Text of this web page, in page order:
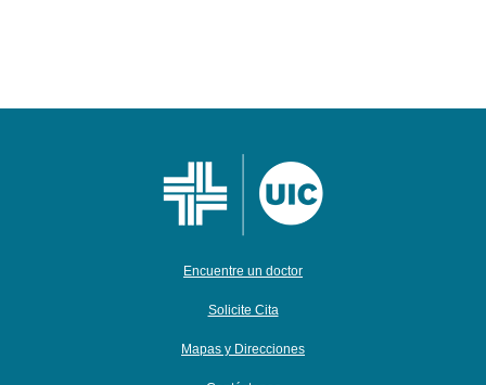
Encuentre un doctor
Solicite Cita
Mapas y Direcciones